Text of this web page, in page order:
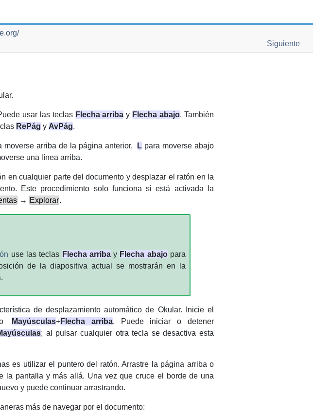
Siguiente
.
usar las teclas Flecha arriba y Flecha abajo. También
RePág y AvPág.
moverse arriba de la página anterior, Lpara moverse abajo
una línea arriba.
en cualquier parte del documento y desplazar el ratón en la
Este procedimiento solo funciona si está activada la
→ Explorar.
use las teclas Flecha arribay Flecha abajopara
de la diapositiva actual se mostrarán en la
de desplazamiento automático de Okular. Inicie el
Mayúsculas+Flecha arriba. Puede iniciar o detener
; al pulsar cualquier otra tecla se desactiva esta
es utilizar el puntero del ratón. Arrastre la página arriba o
la pantalla y más allá. Una vez que cruce el borde de una
y puede continuar arrastrando.
más de navegar por el documento: